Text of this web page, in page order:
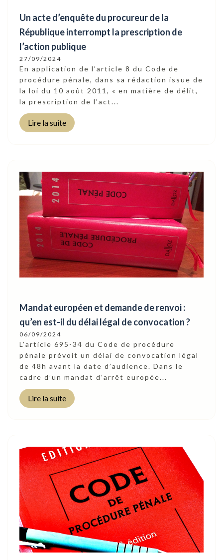
Un acte d’enquête du procureur de la
République interrompt la prescription de
l’action publique
27/09/2024
En application de l’article 8 du Code de
procédure pénale, dans sa rédaction issue de
la loi du 10 août 2011, « en matière de délit,
la prescription de l'act...
Lire la suite
Mandat européen et demande de renvoi :
qu’en est-il du délai légal de convocation ?
06/09/2024
L’article 695-34 du Code de procédure
pénale prévoit un délai de convocation légal
de 48h avant la date d’audience. Dans le
cadre d’un mandat d’arrêt europée...
Lire la suite